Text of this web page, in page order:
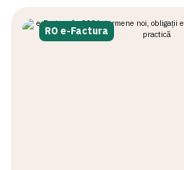
RO e-Factura